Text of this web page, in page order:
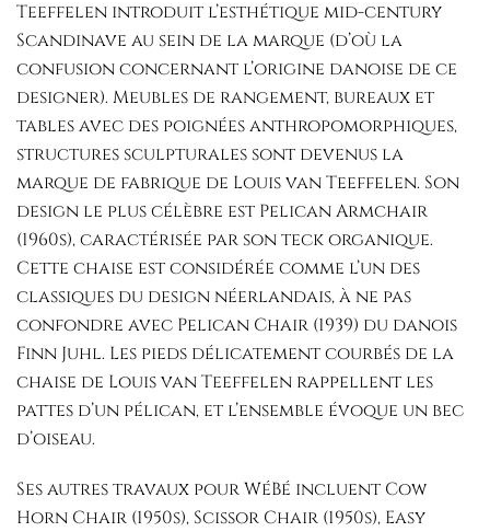
Teeffelen introduit l’esthétique mid-century
Scandinave au sein de la marque (d’où la
confusion concernant l’origine danoise de ce
designer). Meubles de rangement, bureaux et
tables avec des poignées anthropomorphiques,
structures sculpturales sont devenus la
marque de fabrique de Louis van Teeffelen. Son
design le plus célèbre est Pelican Armchair
(1960s), caractérisée par son teck organique.
Cette chaise est considérée comme l’un des
classiques du design néerlandais, à ne pas
confondre avec Pelican Chair (1939) du danois
Finn Juhl. Les pieds délicatement courbés de la
chaise de Louis van Teeffelen rappellent les
pattes d’un pélican, et l’ensemble évoque un bec
d’oiseau.
Ses autres travaux pour WéBé incluent Cow
Horn Chair (1950s), Scissor Chair (1950s), Easy